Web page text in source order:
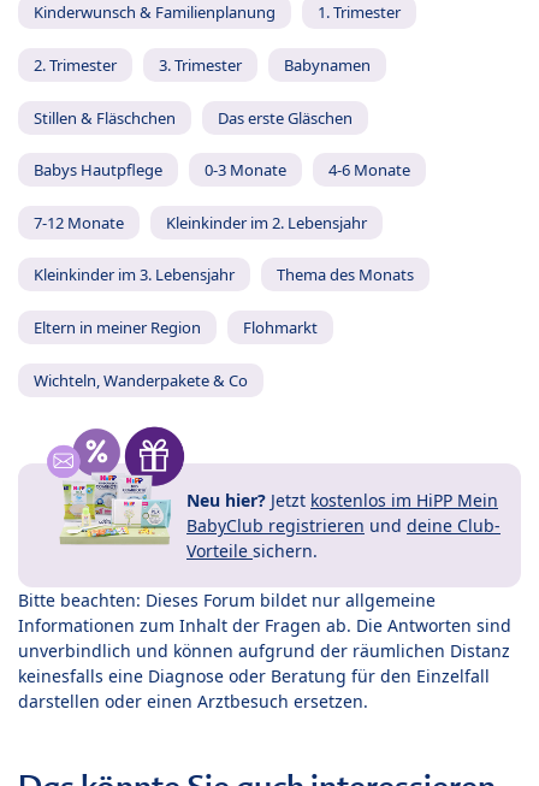
Kinderwunsch & Familienplanung 1. Trimester
2. Trimester 3. Trimester Babynamen
Stillen & Fläschchen Das erste Gläschen
Babys Hautpflege 0-3 Monate 4-6 Monate
7-12 Monate Kleinkinder im 2. Lebensjahr
Kleinkinder im 3. Lebensjahr Thema des Monats
Eltern in meiner Region Flohmarkt
Wichteln, Wanderpakete & Co
Neu hier? Jetzt kostenlos im HiPP Mein
BabyClub registrieren und deine Club-
Vorteile sichern.
Bitte beachten: Dieses Forum bildet nur allgemeine
Informationen zum Inhalt der Fragen ab. Die Antworten sind
unverbindlich und können aufgrund der räumlichen Distanz
keinesfalls eine Diagnose oder Beratung für den Einzelfall
darstellen oder einen Arztbesuch ersetzen.